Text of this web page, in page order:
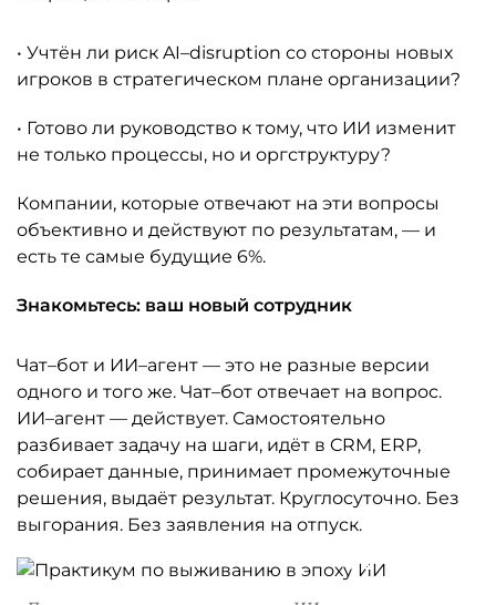
• Учтён ли риск AI–disruption со стороны новых
игроков в стратегическом плане организации?
• Готово ли руководство к тому, что ИИ изменит
не только процессы, но и оргструктуру?
Компании, которые отвечают на эти вопросы
объективно и действуют по результатам, — и
есть те самые будущие 6%.
Знакомьтесь: ваш новый сотрудник
Чат–бот и ИИ–агент — это не разные версии
одного и того же. Чат–бот отвечает на вопрос.
ИИ–агент — действует. Самостоятельно
разбивает задачу на шаги, идёт в CRM, ERP,
собирает данные, принимает промежуточные
решения, выдаёт результат. Круглосуточно. Без
выгорания. Без заявления на отпуск.